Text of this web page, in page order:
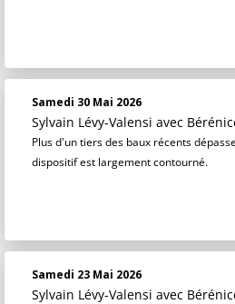
Samedi 30 Mai 2026
Sylvain Lévy-Valensi avec
Plus d'un tiers des baux récents
dispositif est largement contourné.
Samedi 23 Mai 2026
Sylvain Lévy-Valensi avec